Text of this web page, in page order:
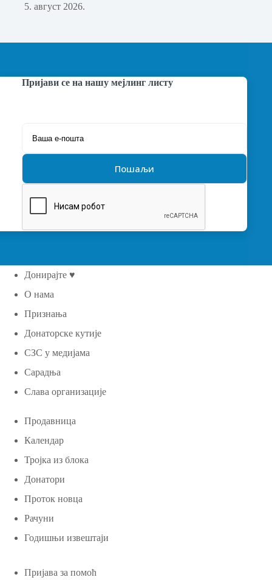
5. август 2026.
Пријави се на нашу мејлинг листу
Донирајте ♥
О нама
Признања
Донаторске кутије
СЗС у медијама
Сарадња
Слава организације
Продавница
Календар
Тројка из блока
Донатори
Проток новца
Рачуни
Годишњи извештаји
Пријава за помоћ